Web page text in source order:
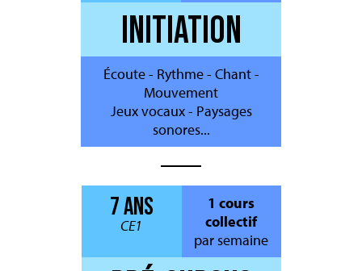
INITIATION
Écoute - Rythme - Chant -
Mouvement
Jeux vocaux - Paysages
sonores...
7 ANS
CE1
1 cours
collectif
par semaine